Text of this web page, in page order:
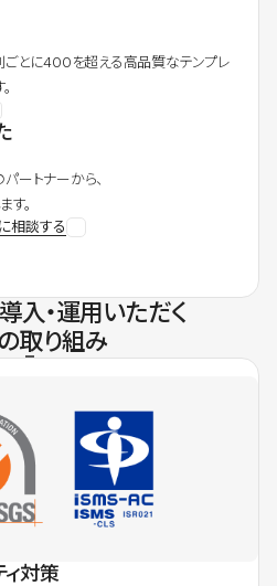
ごとに400を超える高品質なテンプレ
ートナーから、
す。
相談する
入・運用いただく
取り組み
ィ対策